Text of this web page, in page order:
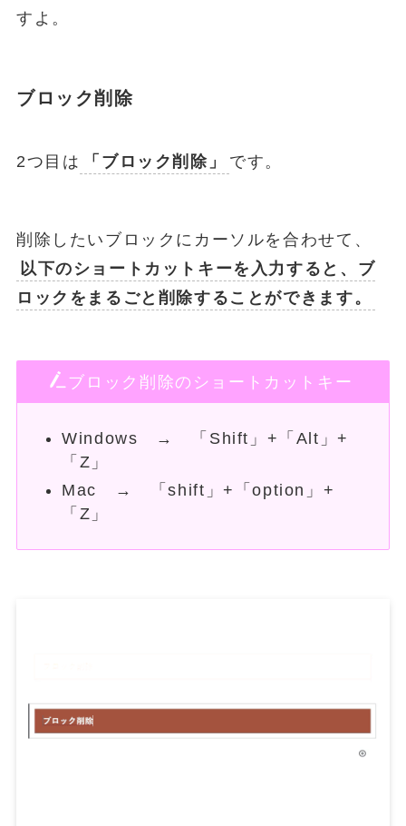
すよ。
ブロック削除
2つ目は 「ブロック削除」 です。
削除したいブロックにカーソルを合わせて、
以下のショートカットキーを入力すると、ブ
ロックをまるごと削除することができます。
ブロック削除のショートカットキー
Windows → 「Shift」+「Alt」+
「Z」
Mac → 「shift」+「option」+
「Z」